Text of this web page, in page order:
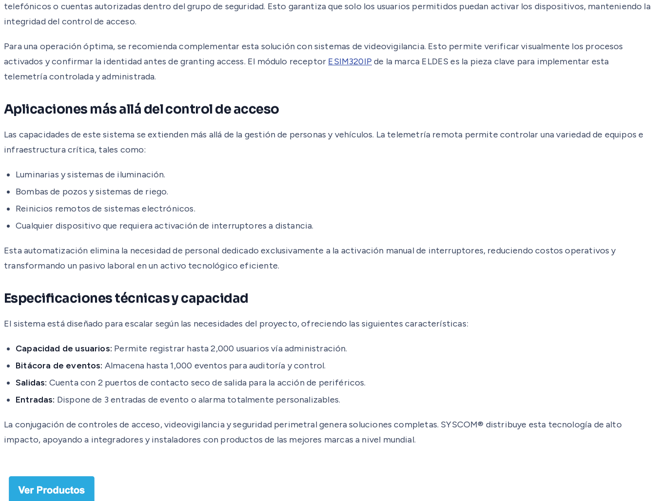
telefónicos o cuentas autorizadas dentro del grupo de seguridad. Esto garantiza que solo los usuarios permitidos puedan activar los dispositivos, manteniendo la
integridad del control de acceso.
Para una operación óptima, se recomienda complementar esta solución con sistemas de videovigilancia. Esto permite verificar visualmente los procesos
activados y confirmar la identidad antes de granting access. El módulo receptor ESIM320IP de la marca ELDES es la pieza clave para implementar esta
telemetría controlada y administrada.
Aplicaciones más allá del control de acceso
Las capacidades de este sistema se extienden más allá de la gestión de personas y vehículos. La telemetría remota permite controlar una variedad de equipos e
infraestructura crítica, tales como:
Luminarias y sistemas de iluminación.
Bombas de pozos y sistemas de riego.
Reinicios remotos de sistemas electrónicos.
Cualquier dispositivo que requiera activación de interruptores a distancia.
Esta automatización elimina la necesidad de personal dedicado exclusivamente a la activación manual de interruptores, reduciendo costos operativos y
transformando un pasivo laboral en un activo tecnológico eficiente.
Especificaciones técnicas y capacidad
El sistema está diseñado para escalar según las necesidades del proyecto, ofreciendo las siguientes características:
Capacidad de usuarios: Permite registrar hasta 2,000 usuarios vía administración.
Bitácora de eventos: Almacena hasta 1,000 eventos para auditoría y control.
Salidas: Cuenta con 2 puertos de contacto seco de salida para la acción de periféricos.
Entradas: Dispone de 3 entradas de evento o alarma totalmente personalizables.
La conjugación de controles de acceso, videovigilancia y seguridad perimetral genera soluciones completas. SYSCOM® distribuye esta tecnología de alto
impacto, apoyando a integradores y instaladores con productos de las mejores marcas a nivel mundial.